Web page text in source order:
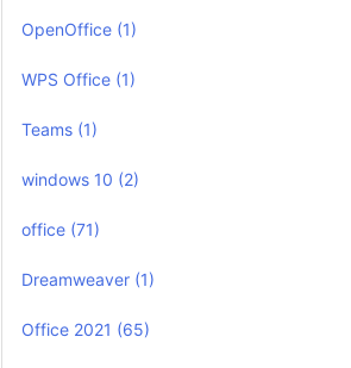
OpenOffice (1)
WPS Office (1)
Teams (1)
windows 10 (2)
office (71)
Dreamweaver (1)
Office 2021 (65)